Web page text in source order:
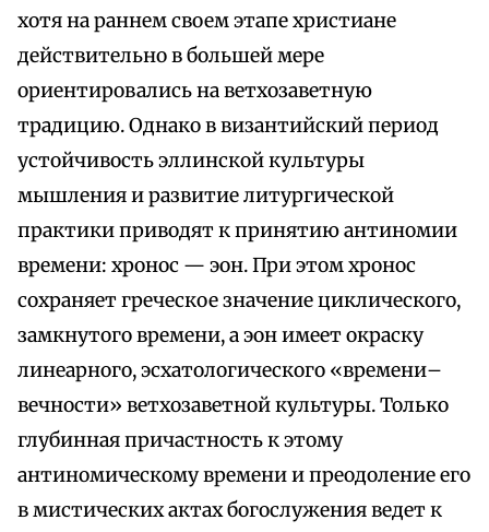
хотя на раннем своем этапе христиане
действительно в большей мере
ориентировались на ветхозаветную
традицию. Однако в византийский период
устойчивость эллинской культуры
мышления и развитие литургической
практики приводят к принятию антиномии
времени: хронос — эон. При этом хронос
сохраняет греческое значение циклического,
замкнутого времени, а эон имеет окраску
линеарного, эсхатологического «времени–
вечности» ветхозаветной культуры. Только
глубинная причастность к этому
антиномическому времени и преодоление его
в мистических актах богослужения ведет к